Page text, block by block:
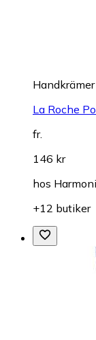
Handkrämer
La Roche
fr.
146 kr
hos
+12 butiker